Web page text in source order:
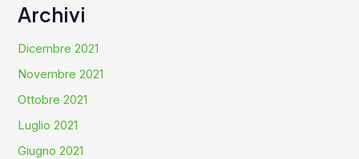
Archivi
Dicembre 2021
Novembre 2021
Ottobre 2021
Luglio 2021
Giugno 2021